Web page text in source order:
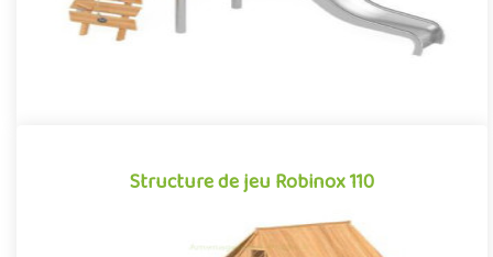
Structure de jeu Robinox 110